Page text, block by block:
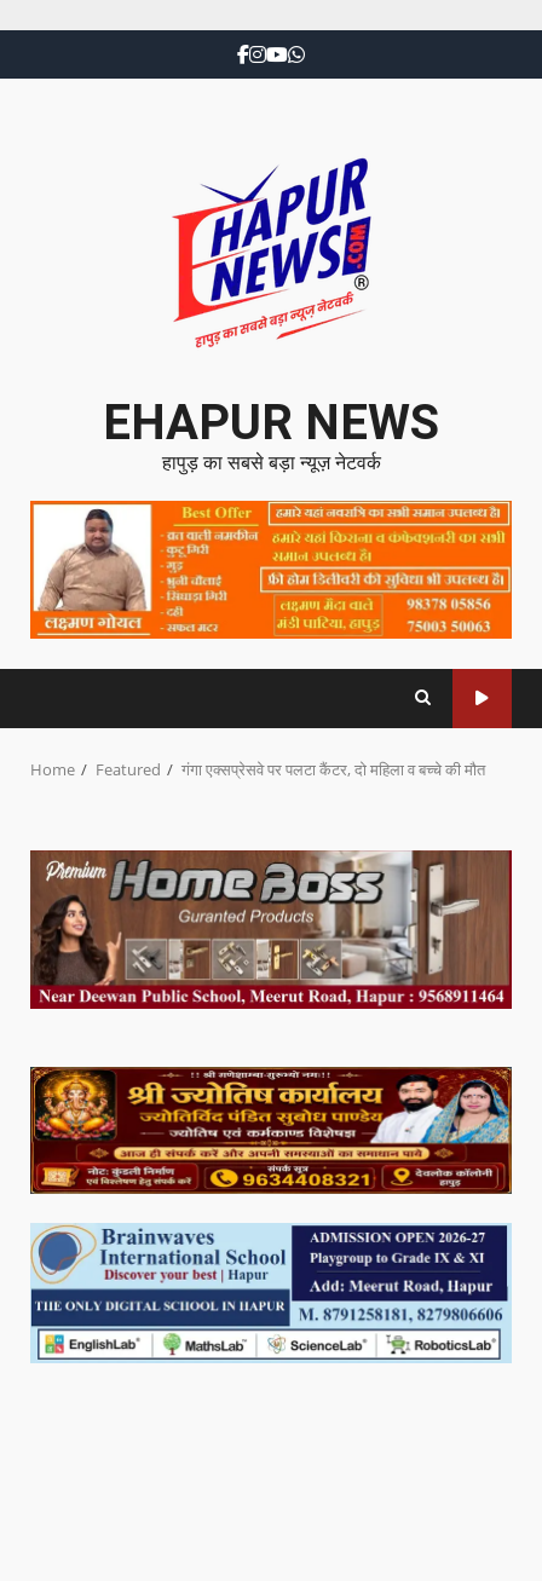
EHAPUR NEWS
हापुड़ का सबसे बड़ा न्यूज़ नेटवर्क
Home Featured गंगा एक्सप्रेसवे पर पलटा कैंटर, दो महिला व बच्चे की मौत